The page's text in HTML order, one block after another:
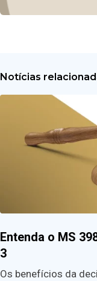
Notícias
Entenda o MS
3
Os benefícios da